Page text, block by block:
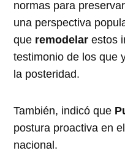
normas para
una perspectiva
que remodelarestos
testimonio de los que
la posteridad.
También, indicó que
postura proactiva en
nacional.